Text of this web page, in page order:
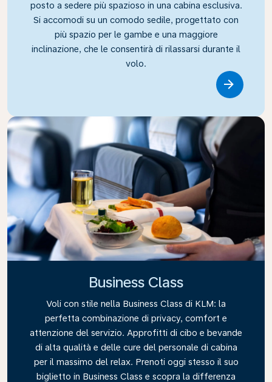
posto a sedere più spazioso in una cabina esclusiva.
Si accomodi su un comodo sedile, progettato con
più spazio per le gambe e una maggiore
inclinazione, che le consentirà di rilassarsi durante il
volo.
Business Class
Voli con stile nella Business Class di KLM: la
perfetta combinazione di privacy, comfort e
attenzione del servizio. Approfitti di cibo e bevande
di alta qualità e delle cure del personale di cabina
per il massimo del relax. Prenoti oggi stesso il suo
biglietto in Business Class e scopra la differenza